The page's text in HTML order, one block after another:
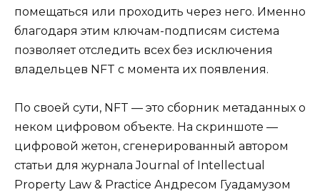
помещаться или проходить через него. Именно
благодаря этим ключам-подписям система
позволяет отследить всех без исключения
владельцев NFT с момента их появления.
По своей сути, NFT — это сборник метаданных о
неком цифровом объекте. На скриншоте —
цифровой жетон, сгенерированный автором
статьи для журнала Journal of Intellectual
Property Law & Practice Андресом Гуадамузом